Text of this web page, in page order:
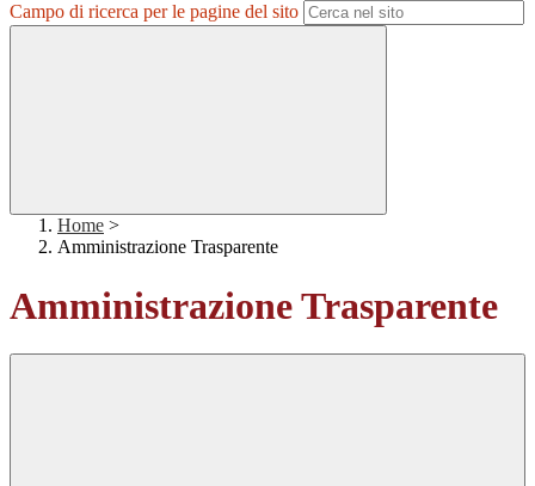
Campo di ricerca per le pagine del sito
Home >
Amministrazione Trasparente
Amministrazione Trasparente